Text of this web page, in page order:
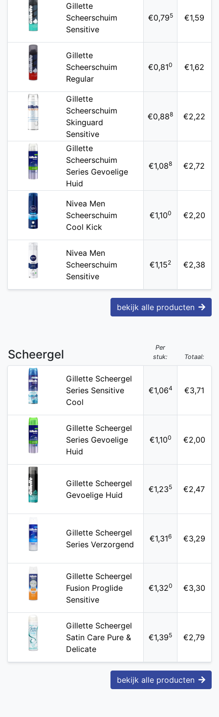
Gillette
Scheerschuim
Sensitive
€0,795 €1,59
Gillette
Scheerschuim
Regular
€0,810 €1,62
Gillette
Scheerschuim
Skinguard
Sensitive
€0,888 €2,22
Gillette
Scheerschuim
Series Gevoelige
Huid
€1,088 €2,72
Nivea Men
Scheerschuim
Cool Kick
€1,100 €2,20
Nivea Men
Scheerschuim
Sensitive
€1,152 €2,38
bekijk alle producten
Scheergel
Per
stuk:
Totaal:
Gillette Scheergel
Series Sensitive
Cool
€1,064 €3,71
Gillette Scheergel
Series Gevoelige
Huid
€1,100 €2,00
Gillette Scheergel
Gevoelige Huid
€1,235 €2,47
Gillette Scheergel
Series Verzorgend
€1,316 €3,29
Gillette Scheergel
Fusion Proglide
Sensitive
€1,320 €3,30
Gillette Scheergel
Satin Care Pure &
Delicate
€1,395 €2,79
bekijk alle producten